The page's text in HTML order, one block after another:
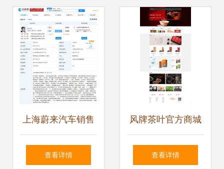
务新篇章 赛复赛圆满落幕
上海蔚来汽车销售
服务经营范围新增
查看详情
风牌茶叶官方商城
云南网站建设与智
查看详情